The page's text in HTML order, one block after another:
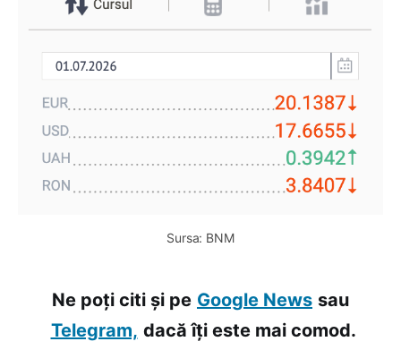
Sursa: BNM
Ne poți citi și pe Google News sau
Telegram, dacă îți este mai comod.